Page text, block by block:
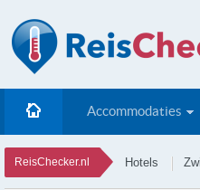
Accommodaties
ReisChecker.nl Hotels